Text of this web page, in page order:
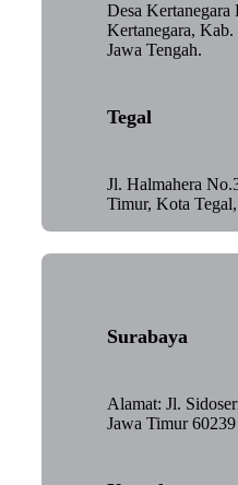
Desa
Kertanegara,
Jawa Tengah.
Tegal
Jl. Halmahera
Timur, Kota
Surabaya
Alamat: Jl.
Jawa Timur 60239